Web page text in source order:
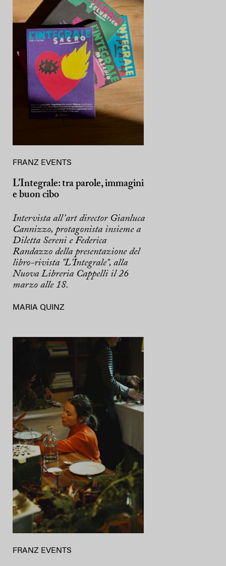
FRANZ EVENTS
L’Integrale: tra parole, immagini
e buon cibo
Intervista all’art director Gianluca
Cannizzo, protagonista insieme a
Diletta Sereni e Federica
Randazzo della presentazione del
libro-rivista "L'Integrale", alla
Nuova Libreria Cappelli il 26
marzo alle 18.
MARIA QUINZ
FRANZ EVENTS